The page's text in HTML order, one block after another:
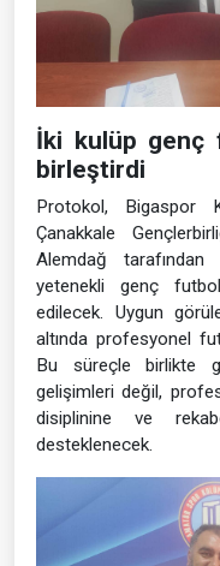
İki kulüp genç
birleştirdi
Protokol, Bigaspor
Çanakkale
Alemdağ
yetenekli genç
edilecek. Uygun
altında profesyonel
Bu süreçle birlikte
gelişimleri değil,
disiplinine ve
desteklenecek.